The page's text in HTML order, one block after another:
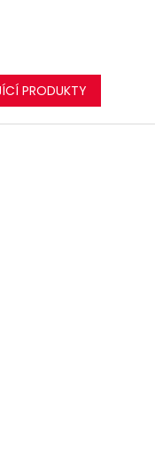
PRODUKTY